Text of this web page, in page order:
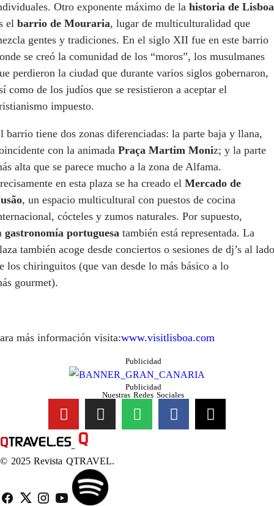
Otro exponente máximo de la historia de Lisboa
el barrio de Mouraria, lugar de multiculturalidad que
gentes y tradiciones. En el siglo XII fue en este barrio
se creó la comunidad de los “moros”, los musulmanes
perdieron la ciudad que durante varios siglos gobernaron,
como de los judíos que se resistieron a aceptar el
impuesto.
barrio tiene dos zonas diferenciadas: la parte baja y llana,
con la animada Praça Martim Moniz; y la parte
alta que se parece mucho a la zona de Alfama.
en esta plaza se ha creado el Mercado de
, un espacio multicultural con puestos de cocina
cócteles y zumos naturales. Por supuesto,
gastronomía portuguesa también está representada. La
también acoge desde conciertos o sesiones de dj’s al lado
los chiringuitos (que van desde lo más básico a lo
gourmet).
más información visita:www.visitlisboa.com
Publicidad
Publicidad
Nuestras Redes Sociales
© 2025 Revista QTRAVEL.